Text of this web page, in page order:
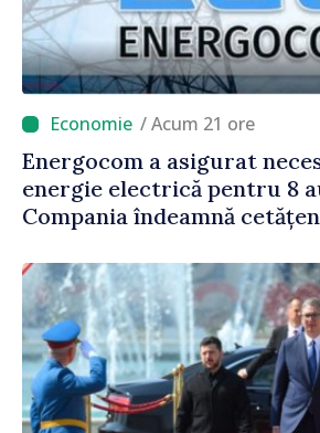
/ Acum 21 ore
Energocom a asigurat
energie electrică pentru 8
Compania îndeamnă